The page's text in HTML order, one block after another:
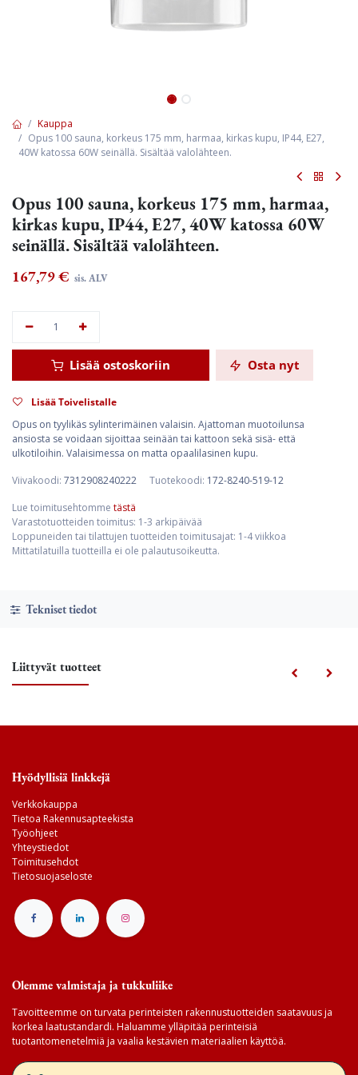
Kauppa
Opus 100 sauna, korkeus 175 mm, harmaa, kirkas kupu, IP44, E27,
40W katossa 60W seinällä. Sisältää valolähteen.
Opus 100 sauna, korkeus 175 mm, harmaa,
kirkas kupu, IP44, E27, 40W katossa 60W
seinällä. Sisältää valolähteen.
167,79€ sis. ALV
Lisää ostoskoriin Osta nyt
Lisää Toivelistalle
Opus on tyylikäs sylinterimäinen valaisin. Ajattoman muotoilunsa
ansiosta se voidaan sijoittaa seinään tai kattoon sekä sisä- että
ulkotiloihin. Valaisimessa on matta opaalilasinen kupu.
Viivakoodi: 7312908240222 Tuotekoodi: 172-8240-519-12
Lue toimitusehtomme tästä
Varastotuotteiden toimitus: 1-3 arkipäivää
Loppuneiden tai tilattujen tuotteiden toimitusajat: 1-4 viikkoa
Mittatilatuilla tuotteilla ei ole palautusoikeutta.
Tekniset tiedot
Liittyvät tuotteet
Hyödyllisiä linkkejä
Verkkokauppa
Tietoa Rakennusapteekista
Työohjeet
Yhteystiedot
Toimitusehdot
Tietosuojaseloste
Olemme valmistaja ja tukkuliike
Tavoitteemme on turvata perinteisten rakennustuotteiden saatavuus ja
korkea laatustandardi. Haluamme ylläpitää perinteisiä
tuotantomenetelmiä ja vaalia kestävien materiaalien käyttöä.